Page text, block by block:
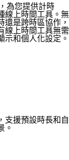
為您提供計時
線上時間工具。無
是跨時區協作，
線上時間工具無需
和個人化設定。
支援預設時長和自
。